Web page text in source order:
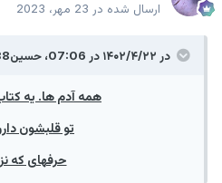
ارسال شده در 23 مهر، 2023
در ۱۴۰۲/۴/۲۲ در 07:06، حسین138
همه آدم ها. یه
تو قلبشون
حرفهای که